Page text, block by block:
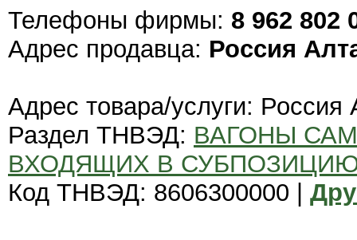
Телефоны фирмы: 8 962 802
Адрес продавца: Россия
Адрес товара/услуги: Россия
Раздел ТНВЭД: ВАГОНЫ
ВХОДЯЩИХ В СУБПОЗИЦИЮ
Код ТНВЭД: 8606300000 |